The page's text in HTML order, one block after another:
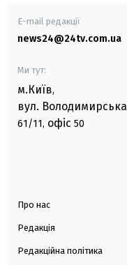
E-mail редакції
news24@24tv.com.ua
Ми тут:
м.Київ,
вул. Володимирська
61/11, офіс 50
Про нас
Редакція
Редакційна політика